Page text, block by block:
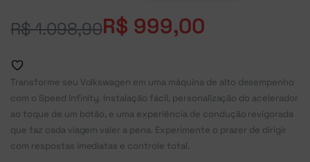
R$1.098,90R$ 999,00
Transforme seu Volkswagen em uma máquina de alto desempenho
com o Speed Infinity. Instalação fácil, personalização do acelerador
ao toque de um botão, e uma experiência de condução revigorada
que faz cada viagem valer a pena. Experimente o prazer de dirigir
com respostas imediatas e controle total.